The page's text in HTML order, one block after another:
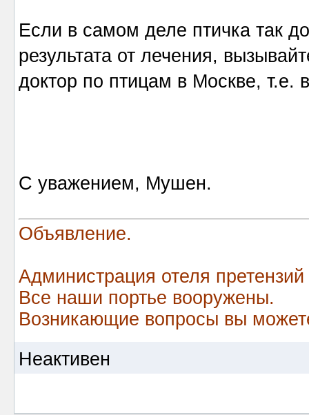
Если в самом деле птичка так
результата от лечения,
доктор по птицам в Москве, т.е.
С уважением, Мушен.
Объявление.
Администрация отеля
Все наши портье вооружены.
Возникающие вопросы вы
Неактивен